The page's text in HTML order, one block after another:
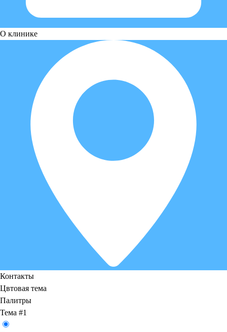
О клинике
Контакты
Цвтовая тема
Палитры
Тема #1